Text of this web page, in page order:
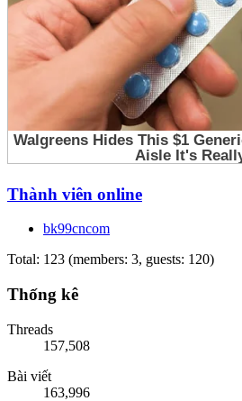
Thành viên online
bk99cncom
Total: 123 (members: 3, guests: 120)
Thống kê
Threads
157,508
Bài viết
163,996